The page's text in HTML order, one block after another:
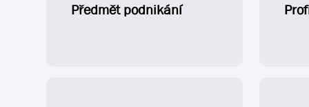
Předmět podnikání